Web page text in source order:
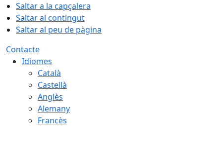
Saltar a la capçalera
Saltar al contingut
Saltar al peu de pàgina
Contacte
Idiomes
Català
Castellà
Anglès
Alemany
Francès